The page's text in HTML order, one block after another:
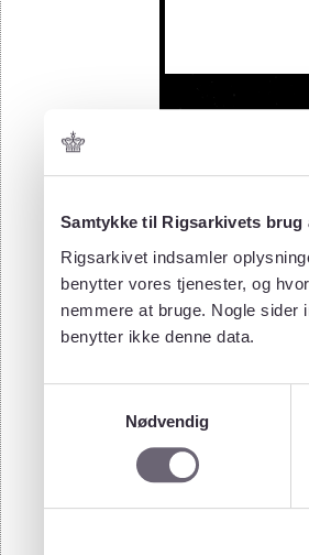
Samtykke til Rigsarkivets brug
Rigsarkivet indsamler
benytter vores tjenester, og
nemmere at bruge. Nogle
benytter ikke denne data.
Nødvendig